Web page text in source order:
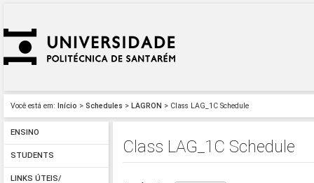
Você está em: Início > Schedules > LAGRON > Class LAG_1C Schedule
ENSINO
STUDENTS
LINKS ÚTEIS/
Class LAG_1C Schedule